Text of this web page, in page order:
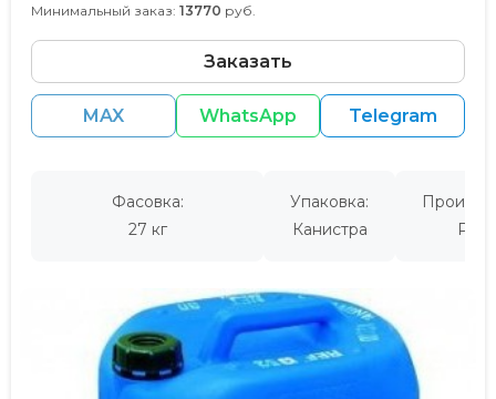
Минимальный заказ: 13770 руб.
Заказать
MAX WhatsApp Telegram
Фасовка:
27 кг
Упаковка:
Канистра